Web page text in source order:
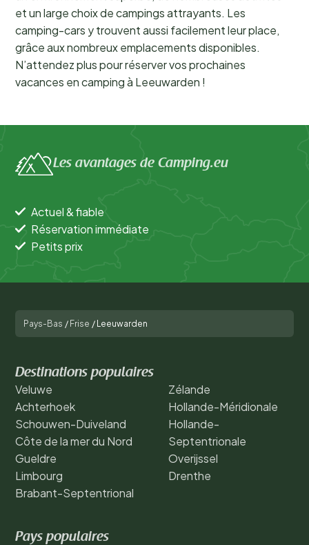
et un large choix de campings attrayants. Les
camping-cars y trouvent aussi facilement leur place,
grâce aux nombreux emplacements disponibles.
N’attendez plus pour réserver vos prochaines
vacances en camping à Leeuwarden !
Les avantages de Camping.eu
Actuel & fiable
Réservation immédiate
Petits prix
Pays-Bas / Frise / Leeuwarden
Destinations populaires
Veluwe
Achterhoek
Schouwen-Duiveland
Côte de la mer du Nord
Gueldre
Limbourg
Brabant-Septentrional
Zélande
Hollande-Méridionale
Hollande-
Septentrionale
Overijssel
Drenthe
Pays populaires